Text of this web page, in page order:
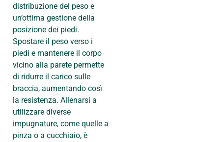
distribuzione del peso e
un’ottima gestione della
posizione dei piedi.
Spostare il peso verso i
piedi e mantenere il corpo
vicino alla parete permette
di ridurre il carico sulle
braccia, aumentando così
la resistenza. Allenarsi a
utilizzare diverse
impugnature, come quelle a
pinza o a cucchiaio, è